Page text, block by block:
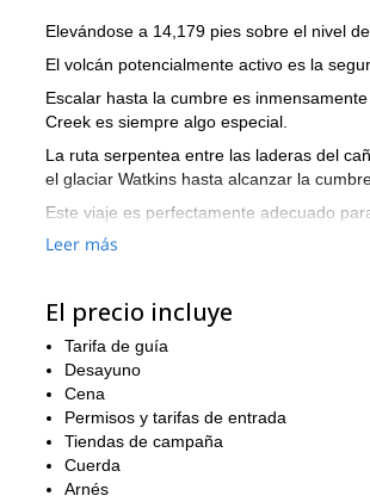
Elevándose a 14,179 pies sobre el nivel
El volcán potencialmente activo es la
Escalar hasta la cumbre es
Creek es siempre algo especial.
La ruta serpentea entre las laderas del
el glaciar Watkins hasta alcanzar la
Este viaje es perfectamente adecuado
Avalanche Gulch es), pero requiere un
Una vez que hayamos llegado a la cima
contemplar las magníficas vistas de la
Luego, volveremos por el camino que
¿Entonces, qué estás esperando?
Si te gusta la apariencia de este viaje,
la cara oeste de Mt. Shasta
Leer más
El precio incluye
Tarifa de guía
Desayuno
Cena
Permisos y tarifas de entrada
Tiendas de campaña
Cuerda
Arnés